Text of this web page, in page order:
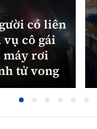
có liên
vụ cô gái
máy rơi
tử vong